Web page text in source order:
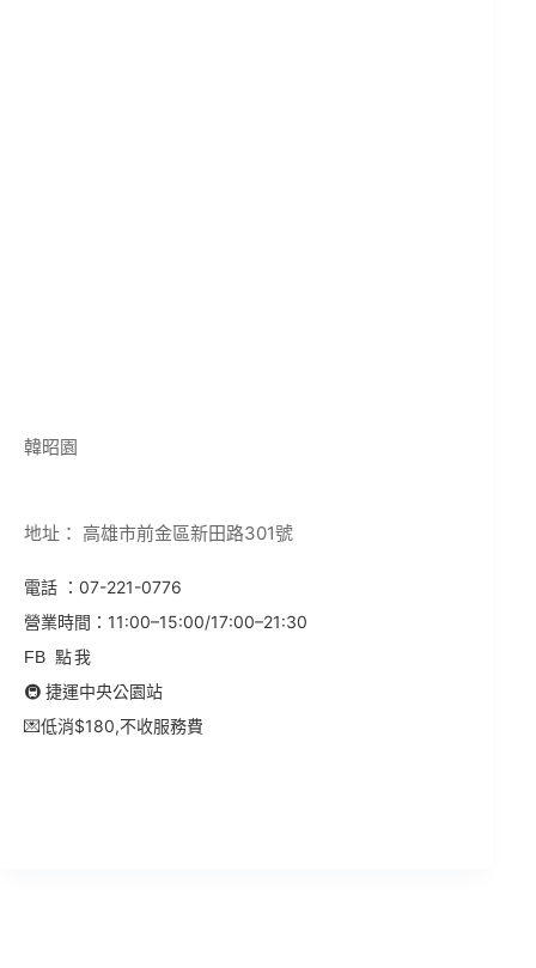
韓昭園
地址： 高雄市前金區新田路301號
電話 ： 07-221-0776
營業時間： 11:00–15:00/17:00–21:30
FB 點我
🚇 捷運中央公園站
💌低消$180,不收服務費